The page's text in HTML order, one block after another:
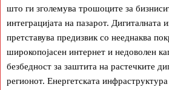
што ги зголемува трошоците за
интеграцијата на пазарот. Дигиталната
претставува предизвик со нееднаква
широкопојасен интернет и недоволен
безбедност за заштита на растечките
регионот. Енергетската инфраструктура